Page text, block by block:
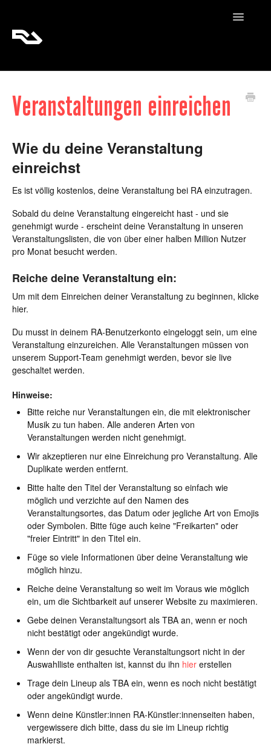
Toggle
RA Pro
Veranstaltungen einreichen
Wie du deine Veranstaltung
einreichst
Es ist völlig kostenlos, deine Veranstaltung bei RA einzutragen.
Sobald du deine Veranstaltung eingereicht hast - und sie
genehmigt wurde - erscheint deine Veranstaltung in unseren
Veranstaltungslisten, die von über einer halben Million Nutzer
pro Monat besucht werden.
Reiche deine Veranstaltung ein:
Um mit dem Einreichen deiner Veranstaltung zu beginnen, klicke
hier.
Du musst in deinem RA-Benutzerkonto eingeloggt sein, um eine
Veranstaltung einzureichen. Alle Veranstaltungen müssen von
unserem Support-Team genehmigt werden, bevor sie live
geschaltet werden.
Hinweise:
Bitte reiche nur Veranstaltungen ein, die mit elektronischer
Musik zu tun haben. Alle anderen Arten von
Veranstaltungen werden nicht genehmigt.
Wir akzeptieren nur eine Einreichung pro Veranstaltung. Alle
Duplikate werden entfernt.
Bitte halte den Titel der Veranstaltung so einfach wie
möglich und verzichte auf den Namen des
Veranstaltungsortes, das Datum oder jegliche Art von Emojis
oder Symbolen. Bitte füge auch keine "Freikarten" oder
"freier Eintritt" in den Titel ein.
Füge so viele Informationen über deine Veranstaltung wie
möglich hinzu.
Reiche deine Veranstaltung so weit im Voraus wie möglich
ein, um die Sichtbarkeit auf unserer Website zu maximieren.
Gebe deinen Veranstaltungsort als TBA an, wenn er noch
nicht bestätigt oder angekündigt wurde.
Wenn der von dir gesuchte Veranstaltungsort nicht in der
Auswahlliste enthalten ist, kannst du ihn hier erstellen
Trage dein Lineup als TBA ein, wenn es noch nicht bestätigt
oder angekündigt wurde.
Wenn deine Künstler:innen RA-Künstler:innenseiten haben,
vergewissere dich bitte, dass du sie im Lineup richtig
markierst.